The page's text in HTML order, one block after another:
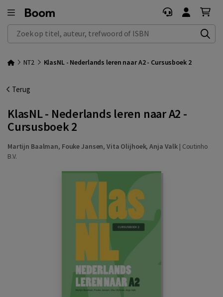
Zoek op titel, auteur, trefwoord of ISBN
NT2 KlasNL - Nederlands leren naar A2 - Cursusboek 2
Terug
KlasNL - Nederlands leren naar A2 -
Cursusboek 2
Martijn Baalman, Fouke Jansen,Vita Olijhoek,Anja Valk | Coutinho
B.V.